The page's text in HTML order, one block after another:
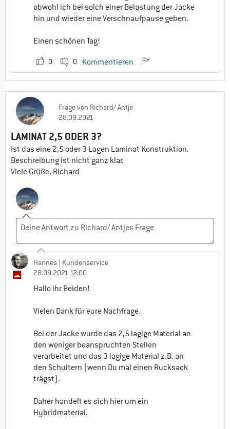
würde bei mir definitiv nicht darunter
passen. Da sie wirklich Figurbetont
Bei viel Bewegung und körperlichen
Aktivitäten finde ich Daune eh viel zu
warm.
Und bei Pausen kommt die Shell dann in
den Rucksack und eine leichte Daune
drüber um nicht auszukühlen.
0 0
obwohl ich bei solch einer Belastung der Jacke
hin und wieder eine Verschnaufpause geben.
Einen schönen Tag!
0 0 Kommentieren
Fragevon Richard/ Antje
28.09.2021
LAMINAT 2,5 ODER 3?
Ist das eine 2,5 oder 3 Lagen Laminat Konstruktion.
Beschreibung ist nicht ganz klar.
Viele Grüße, Richard
Hannes | Kundenservice
28.09.2021 12:00
Hallo ihr Beiden!
Vielen Dank für eure Nachfrage.
Bei der Jacke wurde das 2,5 lagige Material an
den weniger beanspruchten Stellen
verarbeitet und das 3 lagige Material z.B. an
den Schultern (wenn Du mal einen Rucksack
trägst).
Daher handelt es sich hier um ein
Hybridmaterial.